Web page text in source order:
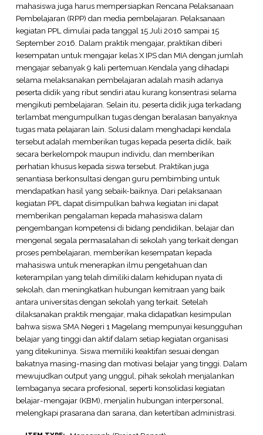
mahasiswa juga harus mempersiapkan Rencana Pelaksanaan
Pembelajaran (RPP) dan media pembelajaran. Pelaksanaan
kegiatan PPL dimulai pada tanggal 15 Juli 2016 sampai 15
September 2016. Dalam praktik mengajar, praktikan diberi
kesempatan untuk mengajar kelas X IPS dan MIA dengan jumlah
mengajar sebanyak 9 kali pertemuan.Kendala yang dihadapi
selama melaksanakan pembelajaran adalah masih adanya
peserta didik yang ribut sendiri atau kurang konsentrasi selama
mengikuti pembelajaran. Selain itu, peserta didik juga terkadang
terlambat mengumpulkan tugas dengan beralasan banyaknya
tugas mata pelajaran lain. Solusi dalam menghadapi kendala
tersebut adalah memberikan tugas kepada peserta didik, baik
secara berkelompok maupun individu, dan memberikan
perhatian khusus kepada siswa tersebut. Praktikan juga
senantiasa berkonsultasi dengan guru pembimbing untuk
mendapatkan hasil yang sebaik-baiknya. Dari pelaksanaan
kegiatan PPL dapat disimpulkan bahwa kegiatan ini dapat
memberikan pengalaman kepada mahasiswa dalam
pengembangan kompetensi di bidang pendidikan, belajar dan
mengenal segala permasalahan di sekolah yang terkait dengan
proses pembelajaran, memberikan kesempatan kepada
mahasiswa untuk menerapkan ilmu pengetahuan dan
keterampilan yang telah dimiliki dalam kehidupan nyata di
sekolah, dan meningkatkan hubungan kemitraan yang baik
antara universitas dengan sekolah yang terkait. Setelah
dilaksanakan praktik mengajar, maka didapatkan kesimpulan
bahwa siswa SMA Negeri 1 Magelang mempunyai kesungguhan
belajar yang tinggi dan aktif dalam setiap kegiatan organisasi
yang ditekuninya. Siswa memiliki keaktifan sesuai dengan
bakatnya masing-masing dan motivasi belajar yang tinggi. Dalam
mewujudkan output yang unggul, pihak sekolah menjalankan
lembaganya secara profesional, seperti konsolidasi kegiatan
belajar-mengajar (KBM), menjalin hubungan interpersonal,
melengkapi prasarana dan sarana, dan ketertiban administrasi.